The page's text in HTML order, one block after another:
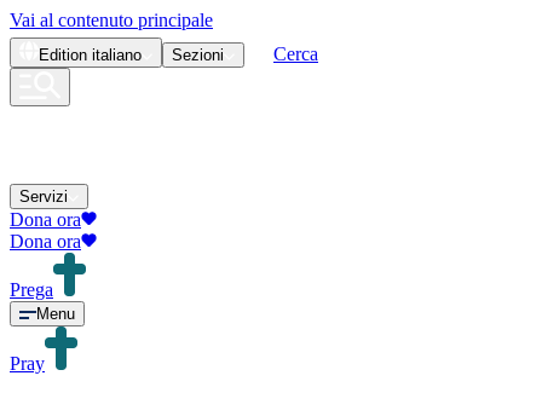
Vai al contenuto principale
Edition italiano Sezioni Cerca
Servizi
Dona ora
Dona ora
Prega
Menu
Pray